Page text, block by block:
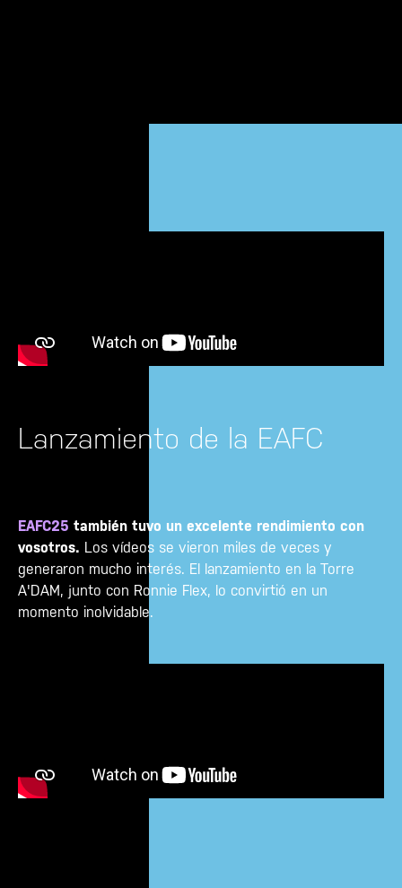
Lanzamiento de la EAFC
EAFC25 también tuvo un excelente rendimiento con
vosotros. Los vídeos se vieron miles de veces y
generaron mucho interés. El lanzamiento en la Torre
A'DAM, junto con Ronnie Flex, lo convirtió en un
momento inolvidable.